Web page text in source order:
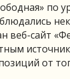
по
веб-сайт
от